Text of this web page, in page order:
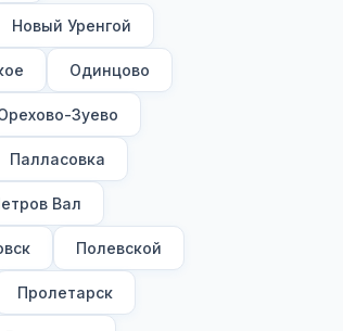
Новый Уренгой
Одинцово
Зуево
Палласовка
Вал
Полевской
Пролетарск